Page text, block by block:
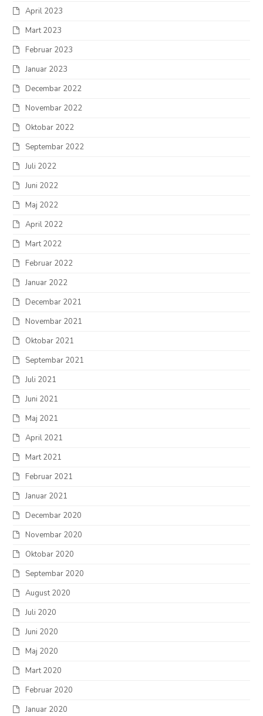
April 2023
Mart 2023
Februar 2023
Januar 2023
Decembar 2022
Novembar 2022
Oktobar 2022
Septembar 2022
Juli 2022
Juni 2022
Maj 2022
April 2022
Mart 2022
Februar 2022
Januar 2022
Decembar 2021
Novembar 2021
Oktobar 2021
Septembar 2021
Juli 2021
Juni 2021
Maj 2021
April 2021
Mart 2021
Februar 2021
Januar 2021
Decembar 2020
Novembar 2020
Oktobar 2020
Septembar 2020
August 2020
Juli 2020
Juni 2020
Maj 2020
Mart 2020
Februar 2020
Januar 2020